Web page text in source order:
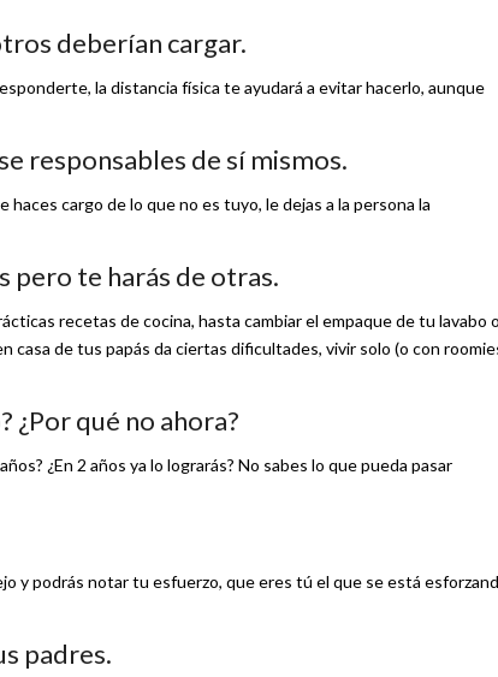
deberían cargar.
la distancia física te ayudará a evitar hacerlo, aunque
responsables de sí mismos.
cargo de lo que no es tuyo, le dejas a la persona la
pero te harás de otras.
recetas de cocina, hasta cambiar el empaque de tu lavabo
casa de tus papás da ciertas dificultades, vivir solo (o con
¿Por qué no ahora?
¿En 2 años ya lo lograrás? No sabes lo que pueda pasar
y podrás notar tu esfuerzo, que eres tú el que se está
padres.